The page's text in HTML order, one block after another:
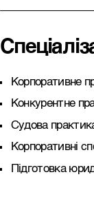
Корпоративне
Конкурентне
Судова
Корпоративні
Підготовка